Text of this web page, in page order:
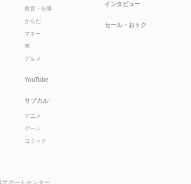
教育・仕事
からだ
マネー
車
グルメ
YouTube
サブカル
アニメ
ゲーム
コミック
インタビュー
セール・おトク